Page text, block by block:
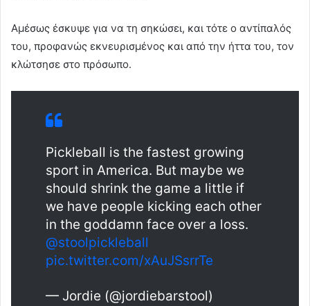
Αμέσως έσκυψε για να τη σηκώσει, και τότε ο αντίπαλός
του, προφανώς εκνευρισμένος και από την ήττα του, τον
κλώτσησε στο πρόσωπο.
Pickleball is the fastest growing
sport in America. But maybe we
should shrink the game a little if
we have people kicking each other
in the goddamn face over a loss.
@stoolpickleball
pic.twitter.com/xAuJSsrrTe
— Jordie (@jordiebarstool)